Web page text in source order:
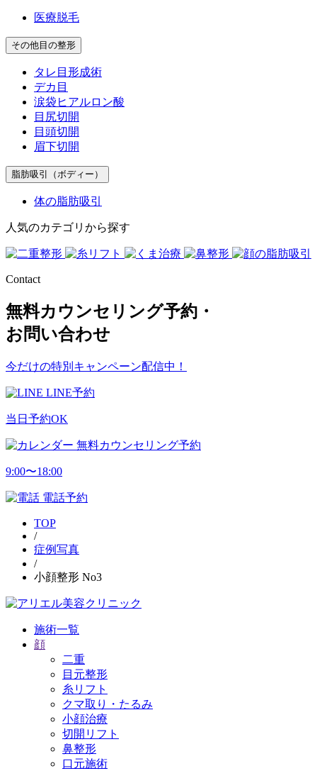
医療脱毛
その他目の整形
タレ目形成術
デカ目
涙袋ヒアルロン酸
目尻切開
目頭切開
眉下切開
脂肪吸引（ボディー）
体の脂肪吸引
人気のカテゴリから探す
Contact
無料カウンセリング予約・
お問い合わせ
今だけの特別キャンペーン配信中！
LINE予約
当日予約OK
無料カウンセリング予約
9:00〜18:00
電話予約
TOP
/
症例写真
/
小顔整形 No3
施術一覧
顔
二重
目元整形
糸リフト
クマ取り・たるみ
小顔治療
切開リフト
鼻整形
口元施術